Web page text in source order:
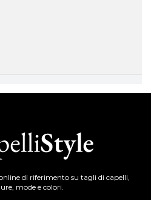
di riferimento su tagli di capelli,
mode e colori.